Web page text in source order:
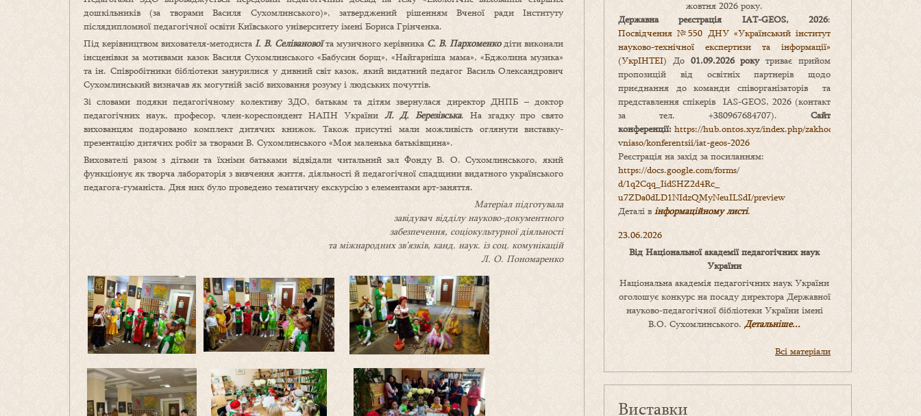
дошкільників (за творами Василя Сухомлинського)», затверджений рішенням Вченої ради Інституту
післядипломної педагогічної освіти Київського університету імені Бориса Грінченка.
Під керівництвом вихователя-методиста І. В. Селівановоїта музичного керівника С. В. Пархоменкодіти виконали
інсценівки за мотивами казок Василя Сухомлинського «Бабусин борщ», «Найгарніша мама», «Бджолина музика»
та ін. Співробітники бібліотеки занурилися у дивний світ казок, який видатний педагог Василь Олександрович
Сухомлинський визначав як могутній засіб виховання розуму і людських почуттів.
Зі словами подяки педагогічному колективу ЗДО, батькам та дітям звернулася директор ДНПБ – доктор
педагогічних наук, професор, член-кореспондент НАПН України Л. Д. Березівська. На згадку про свято
вихованцям подаровано комплект дитячих книжок. Також присутні мали можливість оглянути виставку-
презентацію дитячих робіт за творами В. Сухомлинського «Моя маленька батьківщина».
Вихователі разом з дітьми та їхніми батьками відвідали читальний зал Фонду В. О. Сухомлинського, який
функціонує як творча лабораторія з вивчення життя, діяльності й педагогічної спадщини видатного українського
педагога-гуманіста. Дня них було проведено тематичну екскурсію з елементами арт-заняття.
Матеріал підготувала
завідувач відділу науково-документного
забезпечення, соціокультурної діяльності
та міжнародних зв’язків, канд. наук. із соц. комунікацій
Л. О. Пономаренко
жовтня 2026 року.
Державна реєстрація IAT-GEOS, 2026:
Посвідчення №550 ДНУ «Український інститут
науково-технічної експертизи та інформації»
(УкрІНТЕІ) До 01.09.2026 рокутриває прийом
пропозицій від освітніх партнерів щодо
приєднання до команди співорганізаторів та
представлення спікерів IAS-GEOS, 2026 (контакт
за тел. +380967684707). Сайт
конференції: https://hub.ontos.xyz/index.php/zakhody-
vniaso/konferentsii/iat-geos-2026
Реєстрація на захід за посиланням:
https://docs.google.com/forms/
d/1q2Cqq_IidSHZ2d4Rc_
u7ZDa0dLD1NIdzQMyNeuILSdI/preview
Деталі в інформаційному листі.
23.06.2026
Від Національної академії педагогічних наук
України
Національна академія педагогічних наук України
оголошує конкурс на посаду директора Державної
науково-педагогічної бібліотеки України імені
В.О. Сухомлинського. Детальніше...
Всі матеріали
Виставки